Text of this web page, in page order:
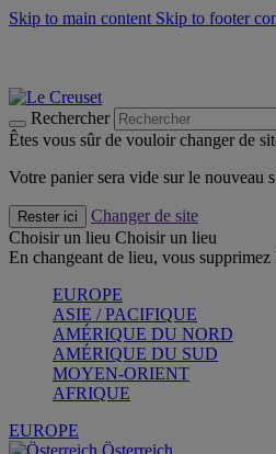
Skip to main content Skip to footer
Rechercher
Êtes vous sûr de vouloir changer de
Votre panier sera vide sur le nouveau
Rester ici
Changer de site
Choisir un lieu Choisir un lieu
En changeant de lieu, vous
EUROPE
ASIE / PACIFIQUE
AMÉRIQUE DU NORD
AMÉRIQUE DU SUD
MOYEN-ORIENT
AFRIQUE
EUROPE
Österreich